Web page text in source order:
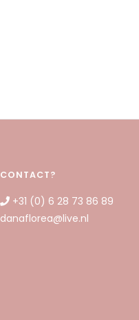
CONTACT?
+31 (0) 6 28 73 86 89
danaflorea@live.nl